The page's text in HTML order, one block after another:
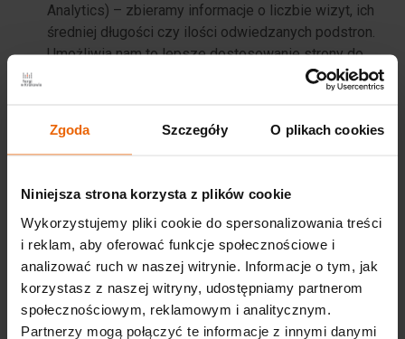
Zgoda Szczegóły O plikach cookies
Niniejsza strona korzysta z plików cookie
Wykorzystujemy pliki cookie do spersonalizowania treści
i reklam, aby oferować funkcje społecznościowe i
analizować ruch w naszej witrynie. Informacje o tym, jak
korzystasz z naszej witryny, udostępniamy partnerom
społecznościowym, reklamowym i analitycznym.
Partnerzy mogą połączyć te informacje z innymi danymi
Analytics) – zbieramy informacje o liczbie wizyt, ich
średniej długości czy ilości odwiedzanych podstron.
Umożliwia nam to lepsze dostosowanie strony do
i personalizację interfejsu np. w zakresie wybranego
wyświetlane treści były czytelne
podniesienie komfortu użytkowania naszego serwisu.
Administrator wykorzystuje ciasteczka również do celów
reklamowych. Zapamiętane zachowania użytkownika w
serwisie umożliwią dostosowanie reklamy naszych
produktów i usług do Państwa zainteresowań (ciasteczka